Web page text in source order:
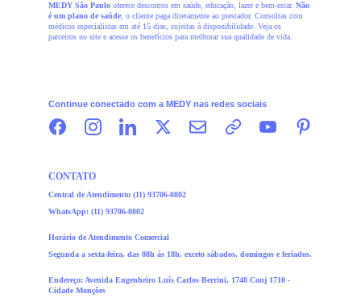
CONTATO
Central de Atendimento (11) 93706-0802
WhatsApp: (11) 93706-0802
Horário de Atendimento Comercial
Segunda a sexta-feira, das 08h ás 18h, exceto sábados, domingos e feriados.
Endereço: Avenida Engenheiro Luís Carlos Berrini, 1748 Conj 1710 -
Cidade Monções
MEDY São Paulo oferece descontos em saúde, educação, lazer e bem-estar. Não
é um plano de saúde; o cliente paga diretamente ao prestador. Consultas com
médicos especialistas em até 15 dias, sujeitas à disponibilidade. Veja os
parceiros no site e acesse os benefícios para melhorar sua qualidade de vida.
Continue conectado com a MEDY nas redes sociais